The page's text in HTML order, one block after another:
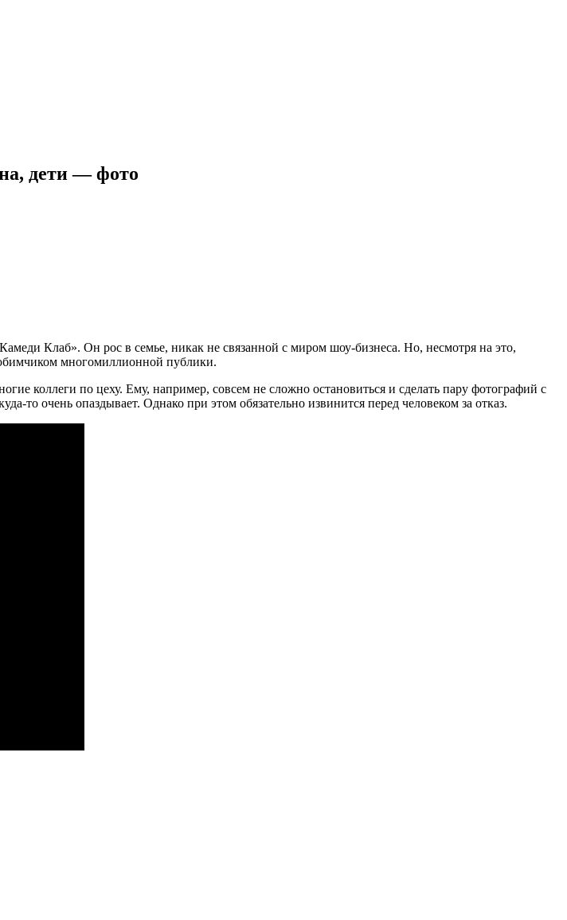
дети — фото
Клаб». Он рос в семье, никак не связанной с миром шоу-бизнеса. Но, несмотря на это,
многомиллионной публики.
коллеги по цеху. Ему, например, совсем не сложно остановиться и сделать пару фотографий с
то очень опаздывает. Однако при этом обязательно извинится перед человеком за отказ.